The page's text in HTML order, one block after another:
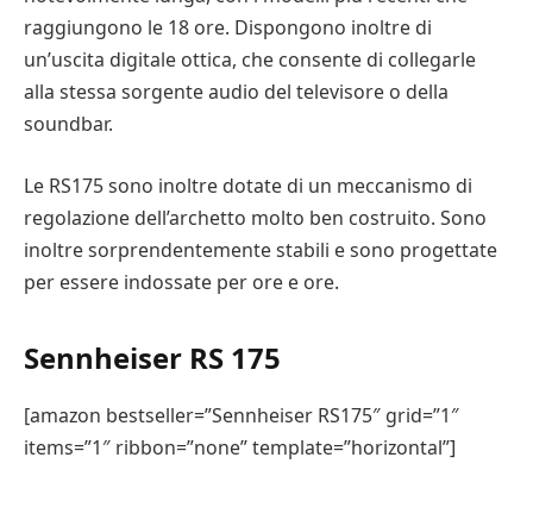
raggiungono le 18 ore. Dispongono inoltre di
un’uscita digitale ottica, che consente di collegarle
alla stessa sorgente audio del televisore o della
soundbar.
Le RS175 sono inoltre dotate di un meccanismo di
regolazione dell’archetto molto ben costruito. Sono
inoltre sorprendentemente stabili e sono progettate
per essere indossate per ore e ore.
Sennheiser RS 175
[amazon bestseller=”Sennheiser RS175″ grid=”1″
items=”1″ ribbon=”none” template=”horizontal”]